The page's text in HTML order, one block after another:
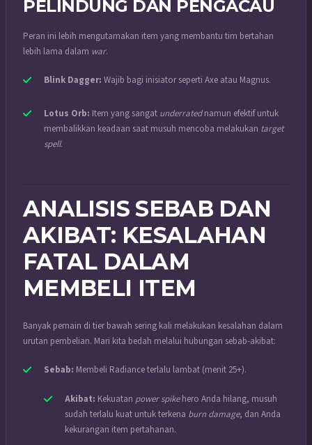
PELINDUNG DAN PENGACAU
Peran ini lebih mengutamakan item yang membantu tim bertahan
lebih lama dalam war.
Blink Dagger: Wajib bagi inisiator seperti Axe atau Magnus.
Lotus Orb: Item yang sangat underratednamun efektif untuk
membalikkan keadaan saat musuh mencoba melakukan target
spell.
ANALISIS SEBAB DAN
AKIBAT: KESALAHAN
FATAL DALAM
MEMBELI ITEM
Banyak pemain di tier bawah sering kali melakukan kesalahan dalam
urutan pembelian. Mari kita bedah melalui hubungan sebab-akibat:
Sebab: Membeli Radiance terlalu lambat (menit 25+).
Akibat: Kekuatan power spikehero Anda hilang, musuh
sudah terlalu kuat untuk terkena burn damage, dan Anda
kekurangan item pertahanan.